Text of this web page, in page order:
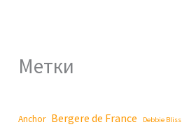
Метки
Anchor Bergere de France Debbie Bliss